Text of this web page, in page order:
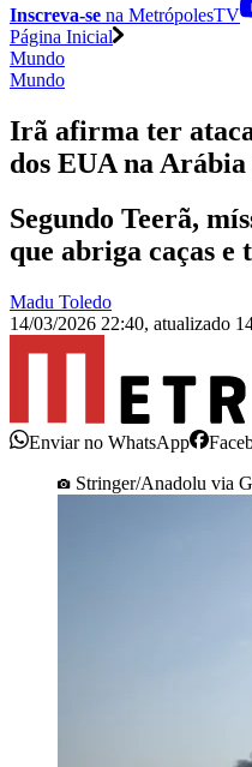
Inscreva-se na MetrópolesTV
Página Inicial
Mundo
Mundo
Irã afirma ter
dos EUA na
Segundo Teerã,
que abriga caças e
Madu Toledo
14/03/2026 22:40, atualizado
Enviar no WhatsApp
Stringer/Anadolu via